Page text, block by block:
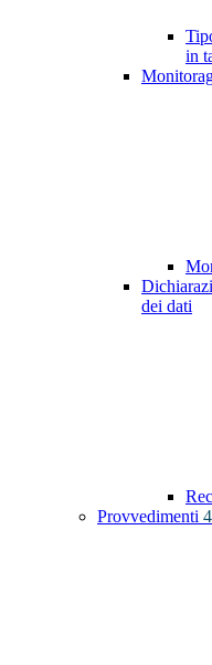
in
dei dati
Provvedimenti